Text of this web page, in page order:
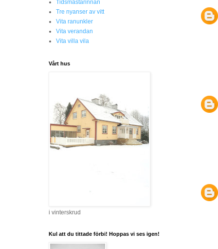
Tidsmästarinnan
Tre nyanser av vitt
Vita ranunkler
Vita verandan
Vita villa vila
Vårt hus
i vinterskrud
Kul att du tittade förbi! Hoppas vi ses igen!